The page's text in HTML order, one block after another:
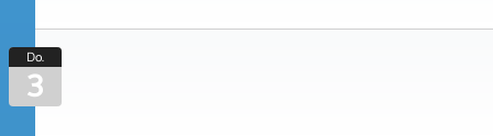
Do.
3